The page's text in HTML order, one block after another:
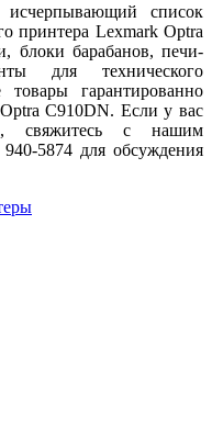
список
принтера Lexmark Optra
блоки барабанов, печи-
для технического
гарантированно
C910DN. Если у вас
свяжитесь с нашим
5874 для обсуждения